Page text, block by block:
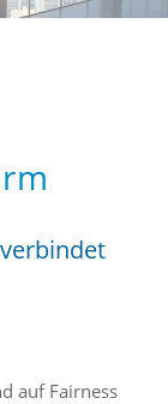
verbindet
auf Fairness